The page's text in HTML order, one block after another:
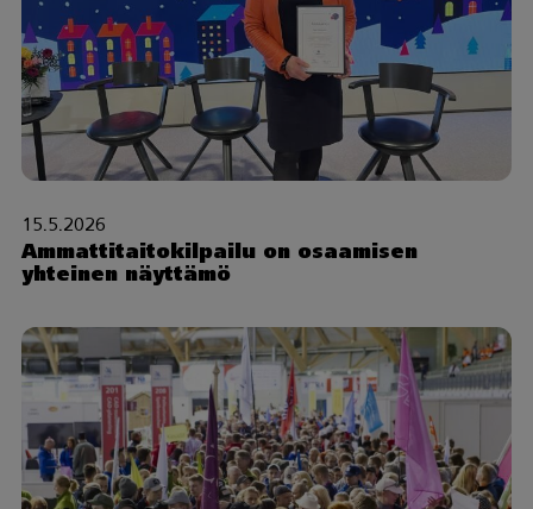
15.5.2026
Ammattitaitokilpailu on osaamisen
yhteinen näyttämö